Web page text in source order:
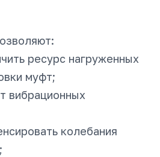
ресурс нагруженных
муфт;
вибрационных
колебания